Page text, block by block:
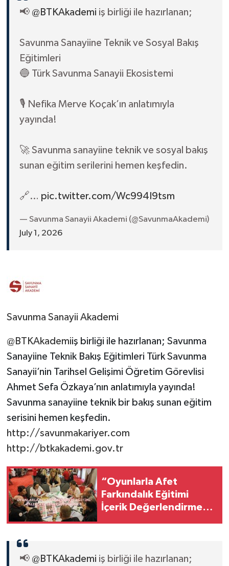
📢 @BTKAkademi iş birliği ile hazırlanan;
Savunma Sanayiine Teknik ve Sosyal Bakış
Eğitimleri
🔵 Türk Savunma Sanayii Ekosistemi
🎙️ Nefika Merve Koçak’ın anlatımıyla
yayında!
🚀 Savunma sanayiine teknik ve sosyal bakış
sunan eğitim serilerini hemen keşfedin.
🔗… pic.twitter.com/Wc994I9tsm
— Savunma Sanayii Akademi (@SavunmaAkademi)
July 1, 2026
Savunma Sanayii Akademi
@BTKAkademiiş birliği ile hazırlanan; Savunma
Sanayiine Teknik Bakış Eğitimleri Türk Savunma
Sanayii’nin Tarihsel Gelişimi Öğretim Görevlisi
Ahmet Sefa Özkaya’nın anlatımıyla yayında!
Savunma sanayiine teknik bir bakış sunan eğitim
serisini hemen keşfedin.
http://savunmakariyer.com
http://btkakademi.gov.tr
“Oyunlarla Afet
Farkındalık Eğitimi
İçerik Değerlendirme
📢 @BTKAkademi iş birliği ile hazırlanan;